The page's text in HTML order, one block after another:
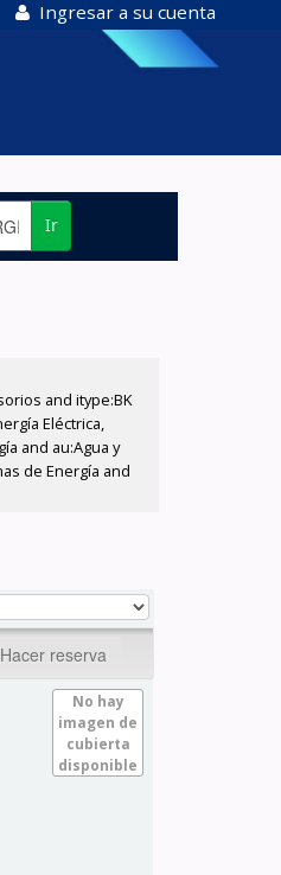
Ingresar a su cuenta
Ir
and itype:BK
Eléctrica,
and au:Agua y
de Energía and
Hacer reserva
No hay
imagen de
cubierta
disponible